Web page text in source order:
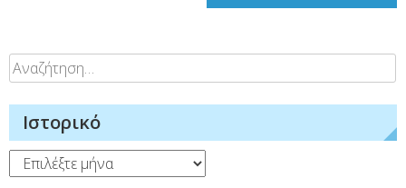
Αναζήτηση
για:
Ιστορικό
Ιστορικό